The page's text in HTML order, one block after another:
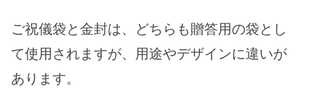
ご祝儀袋と金封は、どちらも贈答用の袋とし
て使用されますが、用途やデザインに違いが
あります。